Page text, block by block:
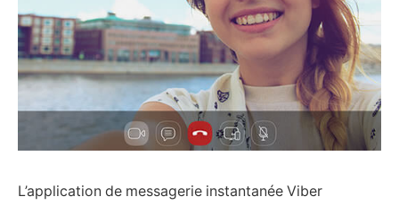
L’application de messagerie instantanée Viber